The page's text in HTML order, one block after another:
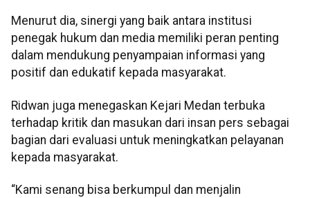
Menurut dia, sinergi yang baik antara institusi
penegak hukum dan media memiliki peran penting
dalam mendukung penyampaian informasi yang
positif dan edukatif kepada masyarakat.
Ridwan juga menegaskan Kejari Medan terbuka
terhadap kritik dan masukan dari insan pers sebagai
bagian dari evaluasi untuk meningkatkan pelayanan
kepada masyarakat.
“Kami senang bisa berkumpul dan menjalin